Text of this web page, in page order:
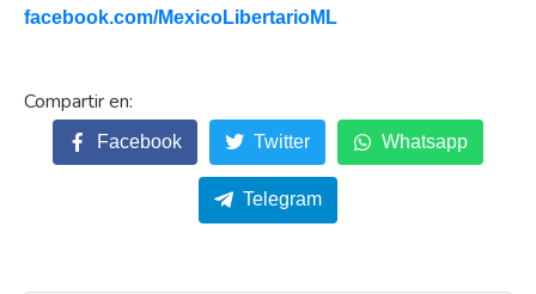
facebook.com/MexicoLibertarioML
Facebook Twitter Whatsapp
Telegram